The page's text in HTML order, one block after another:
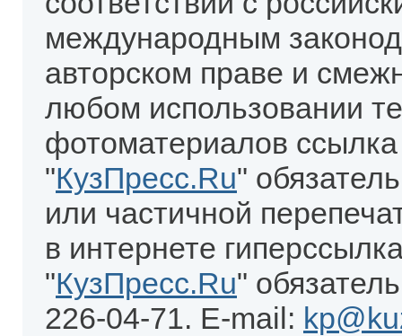
международным
авторском праве и
любом использовании
фотоматериалов
"КузПресс.Ru"
или частичной
в интернете
"КузПресс.Ru"
226-04-71. E-mail: